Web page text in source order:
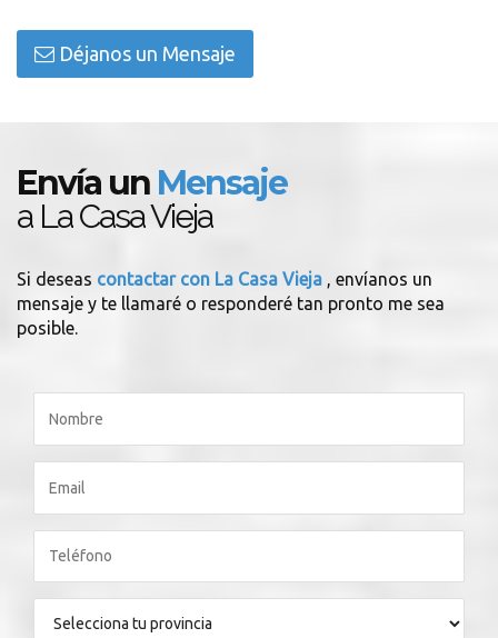
Déjanos un Mensaje
Envía un Mensaje
a La Casa Vieja
Si deseas contactar con La Casa Vieja , envíanos un
mensaje y te llamaré o responderé tan pronto me sea
posible.